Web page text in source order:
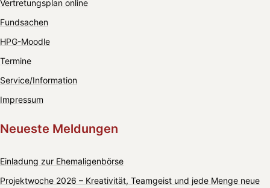
Vertretungsplan online
Fundsachen
HPG-Moodle
Termine
Service/Information
Impressum
Neueste Meldungen
Einladung zur Ehemaligenbörse
Projektwoche 2026 – Kreativität, Teamgeist und jede Menge neue